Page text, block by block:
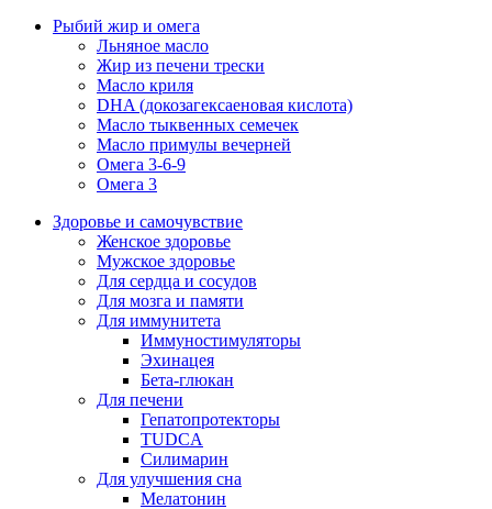
Рыбий жир и омега
Льняное масло
Жир из печени трески
Масло криля
DHA (докозагексаеновая кислота)
Масло тыквенных семечек
Масло примулы вечерней
Омега 3-6-9
Омега 3
Здоровье и самочувствие
Женское здоровье
Мужское здоровье
Для сердца и сосудов
Для мозга и памяти
Для иммунитета
Иммуностимуляторы
Эхинацея
Бета-глюкан
Для печени
Гепатопротекторы
TUDCA
Силимарин
Для улучшения сна
Мелатонин